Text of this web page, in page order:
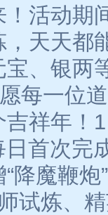
活动期
天天都
、银两
每一位
祥年！
首次完
降魔鞭
试炼、